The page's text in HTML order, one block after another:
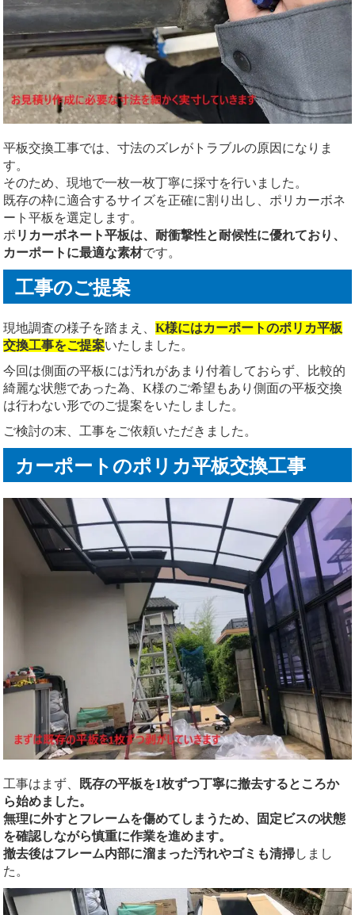
平板交換工事では、寸法のズレがトラブルの原因になりま
す。
そのため、現地で一枚一枚丁寧に採寸を行いました。
既存の枠に適合するサイズを正確に割り出し、ポリカーボネ
ート平板を選定します。
ポ リカーボネート平板は、耐衝撃性と耐候性に優れており、
カーポートに最適な素材です。
工事のご提案
現地調査の様子を踏まえ、K様にはカーポートのポリカ平板
交換工事をご提案いたしました。
今回は側面の平板には汚れがあまり付着しておらず、比較的
綺麗な状態であった為、K様のご希望もあり側面の平板交換
は行わない形でのご提案をいたしました。
ご検討の末、工事をご依頼いただきました。
カーポートのポリカ平板交換工事
工事はまず、
既存の平板を1枚ずつ丁寧に撤去するところか
ら始めました。
無理に外すとフレームを傷めてしまうため、固定ビスの状態
を確認しながら慎重に作業を進めます。
撤去後はフレーム内部に溜まった汚れやゴミも清掃しまし
た。